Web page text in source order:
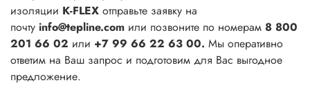
изоляции K-FLEX отправьте заявку на
почту info@tepline.com или позвоните по номерам 8 800
201 66 02 или +7 99 66 22 63 00. Мы оперативно
ответим на Ваш запрос и подготовим для Вас выгодное
предложение.